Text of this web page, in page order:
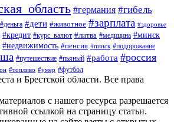
#германия #гибель
#деньга #дети #животное #зарплата #здоровье
#кредит #курс_валют #литва #медицина #минск
#недвижимость #пенсия #пинск #подорожание
#путешествие #пьяный #работа #россия
#топливо #умер #футбол
и Брестской области. Все права
с нашего ресурса разрешается
ссылкой на страницу статьи.